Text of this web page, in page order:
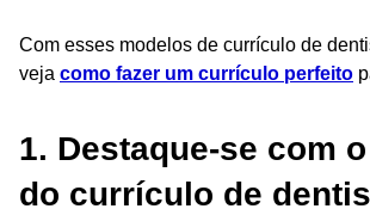
Com esses modelos de currículo de
veja como fazer um currículo perfeito
1. Destaque-se com
do currículo de